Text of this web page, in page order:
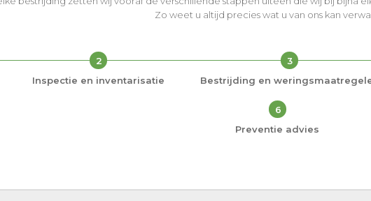
Zo weet u altijd precies wat u van ons kan
2
Inspectie en inventarisatie
3
Bestrijding en
6
Preventie advies